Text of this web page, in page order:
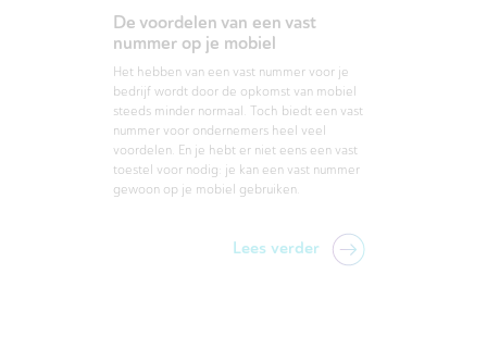
De voordelen van een vast
nummer op je mobiel
Het hebben van een vast nummer voor je
bedrijf wordt door de opkomst van mobiel
steeds minder normaal. Toch biedt een vast
nummer voor ondernemers heel veel
voordelen. En je hebt er niet eens een vast
toestel voor nodig: je kan een vast nummer
gewoon op je mobiel gebruiken.
Lees verder